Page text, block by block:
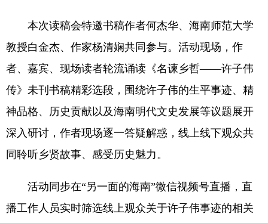
本次读稿会特邀书稿作者何杰华、海南师范大学
教授白金杰、作家杨清娴共同参与。活动现场，作
者、嘉宾、现场读者轮流诵读《名谏乡哲——许子伟
传》未刊书稿精彩选段，围绕许子伟的生平事迹、精
神品格、历史贡献以及海南明代文史发展等议题展开
深入研讨，作者现场逐一答疑解惑，线上线下观众共
同聆听乡贤故事、感受历史魅力。
活动同步在“另一面的海南”微信视频号直播，直
播工作人员实时筛选线上观众关于许子伟事迹的相关